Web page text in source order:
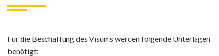
Für die Beschaffung des Visums werden folgende Unterlagen
benötigt: